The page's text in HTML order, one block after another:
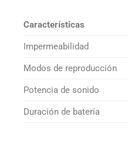
Características
Impermeabilidad
Modos de reproducción
Potencia de sonido
Duración de batería